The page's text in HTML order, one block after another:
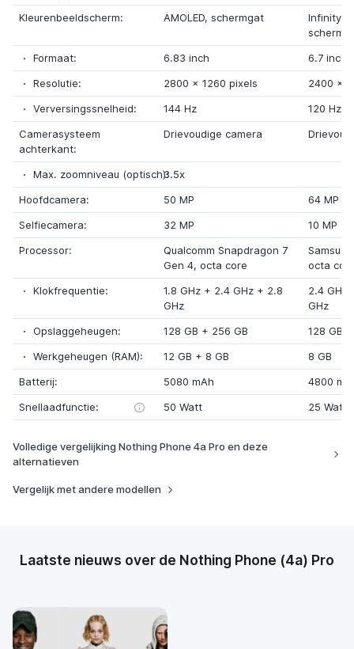
Kleurenbeeldscherm:
AMOLED, schermgat
Infinity-
Formaat:
6.83 inch
6.7 inch
Resolutie:
2800 x 1260 pixels 2400 x
Verversingssnelheid:
144 Hz
120 Hz
Camerasysteem
achterkant:
Drievoudige camera
Max. zoomniveau (optisch):3.5x
Hoofdcamera:
50 MP
64 MP
Selfiecamera:
32 MP
10 MP
Processor:
Qualcomm Snapdragon 7
Gen 4, octa core
octa
Klokfrequentie:
1.8 GHz + 2.4 GHz + 2.8
GHz
2.4 GHz
GHz
Opslaggeheugen:
128 GB + 256 GB 128 GB
Werkgeheugen (RAM):
12 GB + 8 GB
8 GB
Batterij:
5080 mAh
4800
Snellaadfunctie:
50 Watt 25 Watt
Volledige vergelijking Nothing Phone 4a Pro en deze
alternatieven
Vergelijk met andere modellen
Laatste nieuws over de Nothing Phone (4a) Pro